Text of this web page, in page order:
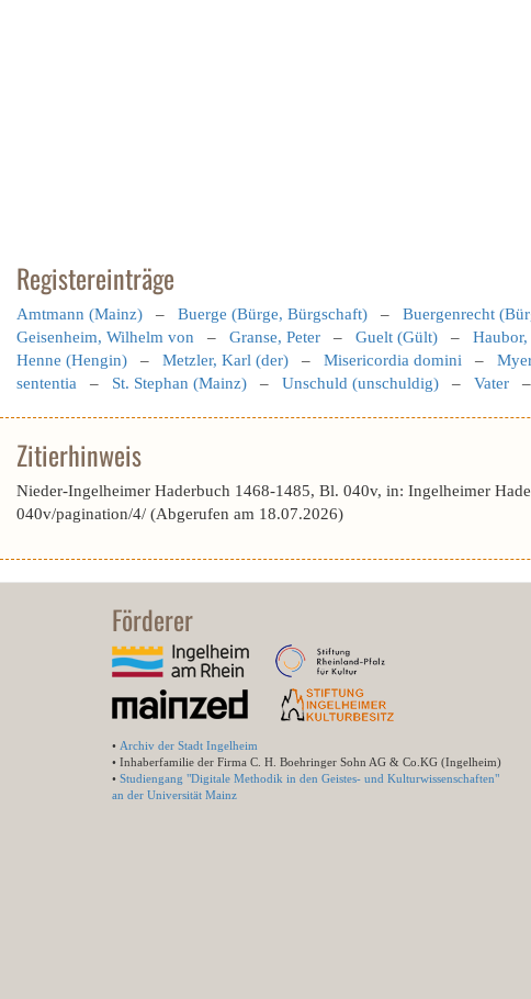
Registereinträge
Amtmann (Mainz) – Buerge (Bürge, Bürgschaft) – Buergenrecht
Geisenheim, Wilhelm von – Granse, Peter – Guelt (Gült) – Haubor,
Henne (Hengin) – Metzler, Karl (der) – Misericordia domini –
sententia – St. Stephan (Mainz) – Unschuld (unschuldig) – Vater –
Zitierhinweis
Nieder-Ingelheimer Haderbuch 1468-1485, Bl. 040v, in: Ingelheimer
040v/pagination/4/ (Abgerufen am 18.07.2026)
Förderer
• Archiv der Stadt Ingelheim
• Inhaberfamilie der Firma C. H. Boehringer Sohn AG & Co.KG (Ingelheim)
• Studiengang "Digitale Methodik in den Geistes- und Kulturwissenschaften"
an der Universität Mainz